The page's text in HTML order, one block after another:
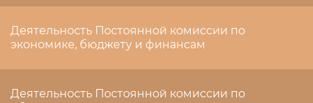
Деятельность Постоянной комиссии по
экономике, бюджету и финансам
Деятельность Постоянной комиссии по